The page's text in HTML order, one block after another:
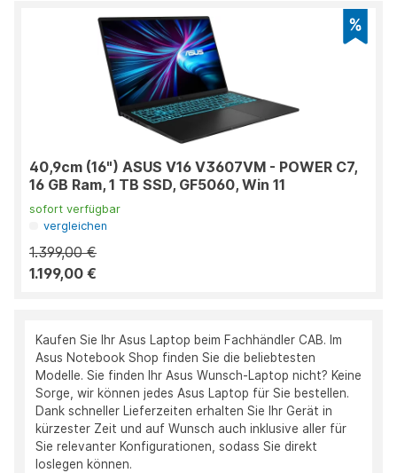
40,9cm (16") ASUS V16 V3607VM - POWER C7,
16 GB Ram, 1 TB SSD, GF5060, Win 11
sofort verfügbar
vergleichen
1.399,00 €
1.199,00 €
Kaufen Sie Ihr Asus Laptop beim Fachhändler CAB. Im
Asus Notebook Shop finden Sie die beliebtesten
Modelle. Sie finden Ihr Asus Wunsch-Laptop nicht? Keine
Sorge, wir können jedes Asus Laptop für Sie bestellen.
Dank schneller Lieferzeiten erhalten Sie Ihr Gerät in
kürzester Zeit und auf Wunsch auch inklusive aller für
Sie relevanter Konfigurationen, sodass Sie direkt
loslegen können.